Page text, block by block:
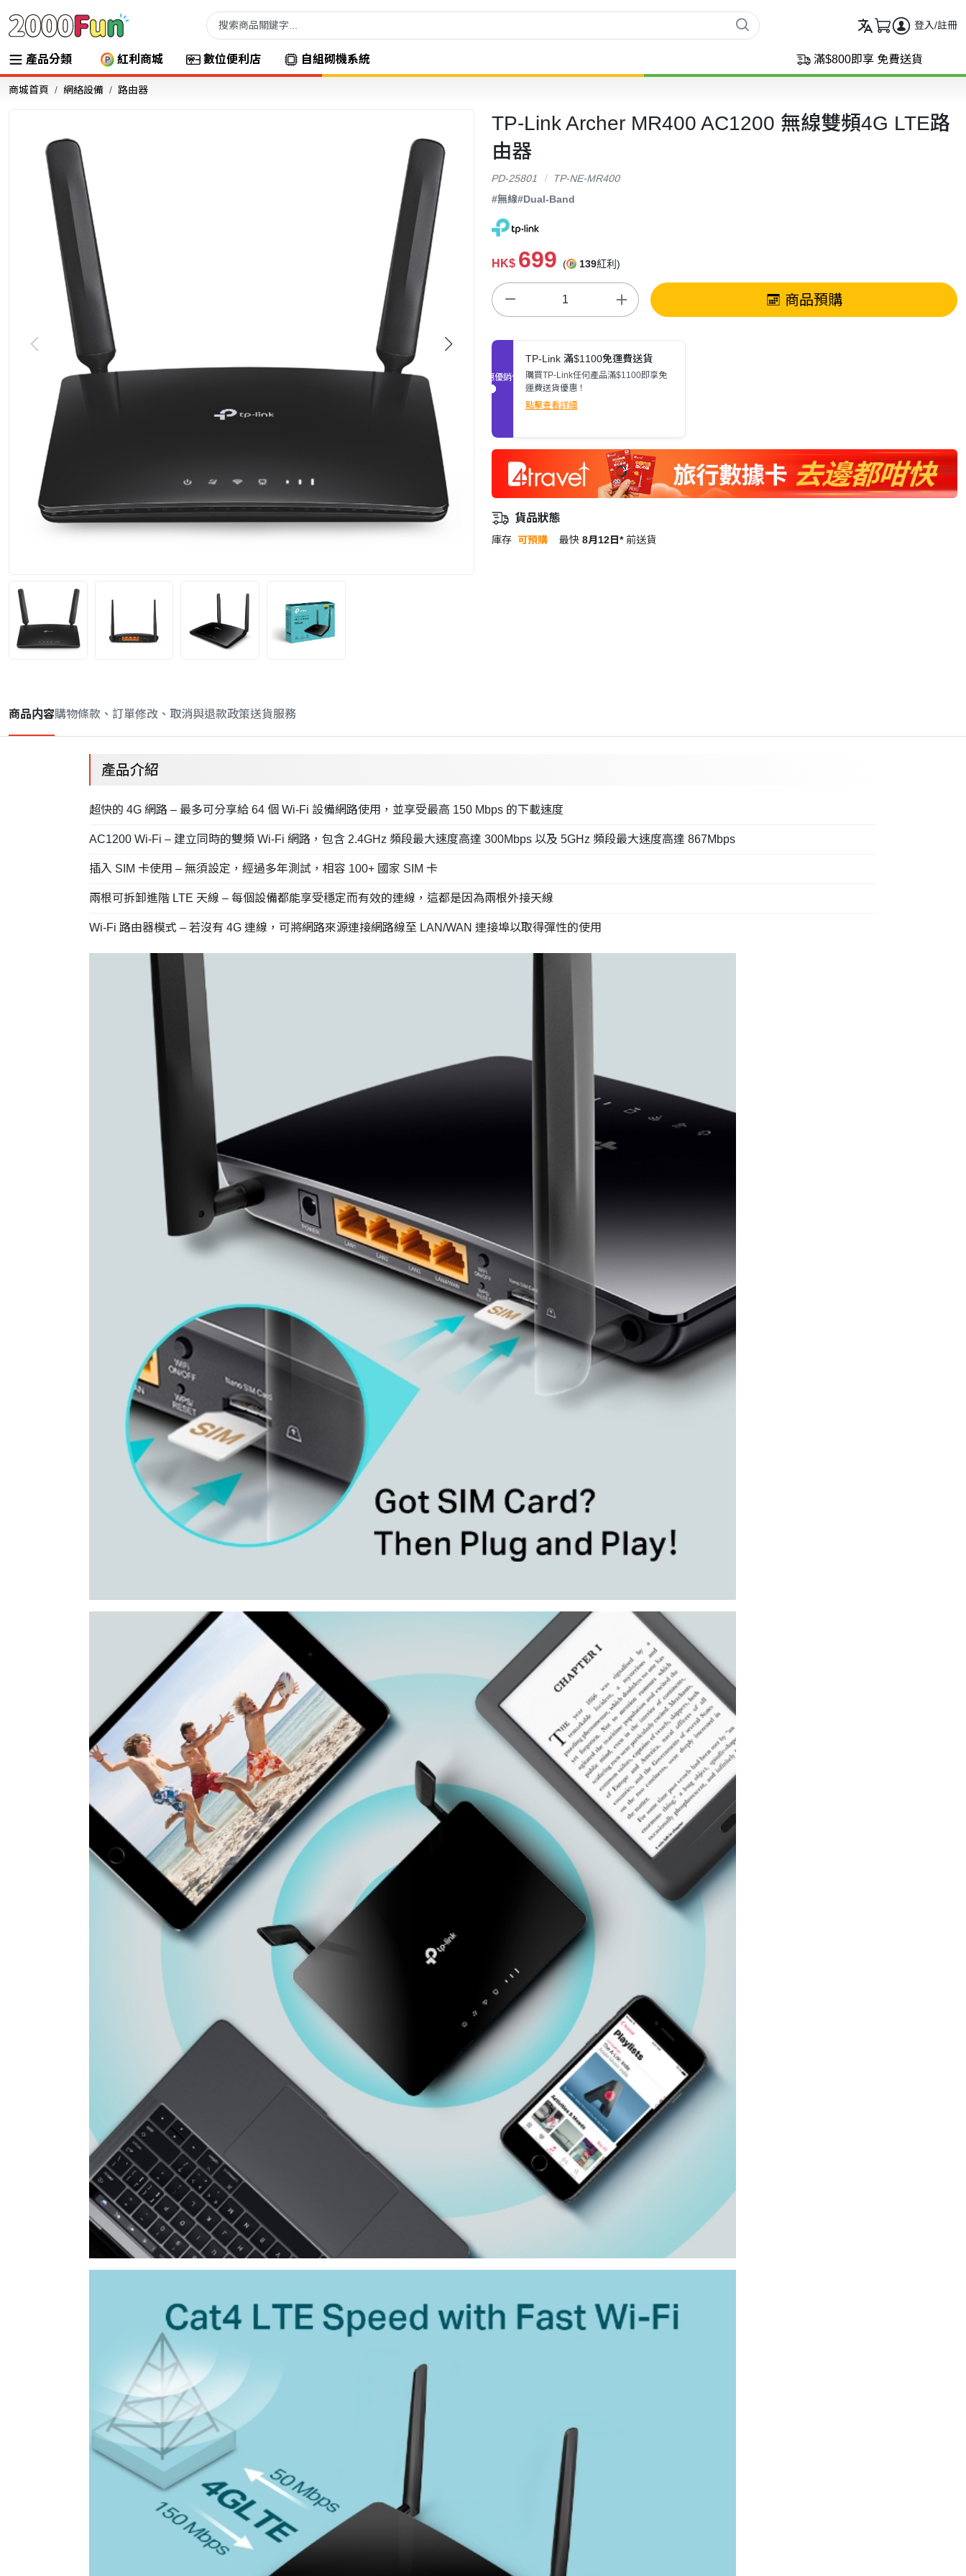
登入/註冊
產品分類 紅利商城 數位便利店 自組砌機系統 滿$800即享 免費送貨
商城首頁 網絡設備 路由器
TP-Link Archer MR400 AC1200 無線雙頻4G LTE路
由器
PD-25801
TP-NE-MR400
#無線#Dual-Band
HK$ 699 ( 139紅利)
商品預購
促銷優惠
TP-Link 滿$1100免運費送貨
購買TP-Link任何產品滿$1100即享免
運費送貨優惠！
點擊查看詳細
貨品狀態
庫存 可預購 最快 8月12日* 前送貨
商品内容購物條款、訂單修改、取消與退款政策送貨服務
產品介紹
超快的 4G 網路 – 最多可分享給 64 個 Wi-Fi 設備網路使用，並享受最高 150 Mbps 的下載速度
AC1200 Wi-Fi – 建立同時的雙頻 Wi-Fi 網路，包含 2.4GHz 頻段最大速度高達 300Mbps 以及 5GHz 頻段最大速度高達 867Mbps
插入 SIM 卡使用 – 無須設定，經過多年測試，相容 100+ 國家 SIM 卡
兩根可拆卸進階 LTE 天線 – 每個設備都能享受穩定而有效的連線，這都是因為兩根外接天線
Wi-Fi 路由器模式 – 若沒有 4G 連線，可將網路來源連接網路線至 LAN/WAN 連接埠以取得彈性的使用